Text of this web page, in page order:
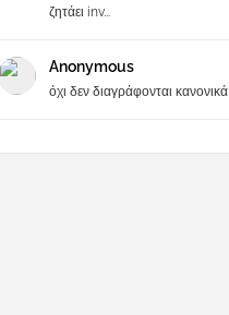
ζητάει inv...
Anonymous
όχι δεν διαγράφονται κανονικά